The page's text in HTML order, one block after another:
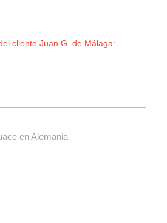
cliente Juan G. de Málaga:
en Alemania